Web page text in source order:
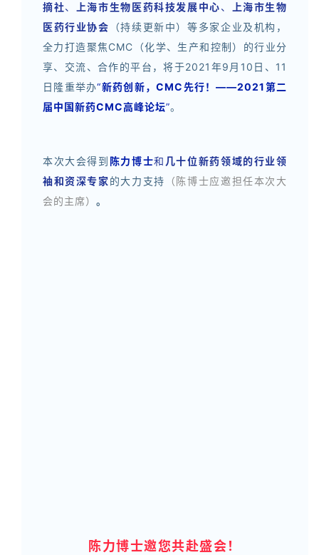
摘社、 上海市生物医药科技发展中心、
上海市生物
医药行业协会
（持续更新中）等多家企业及机构，
全力打造聚焦CMC（化学、生产和控制）的行业分
享、交流、合作的平台，将于2021年9月10日、11
日隆重举办“新药创新，CMC先行！——2021第二
届中国新药CMC高峰论坛”。
本次大会得到 陈力博士和 几十位新药领域的行业领
袖和资深专家的大力支持 （ 陈博士应邀担任本次大
会的主席） 。
陈力博士邀您共赴盛会！